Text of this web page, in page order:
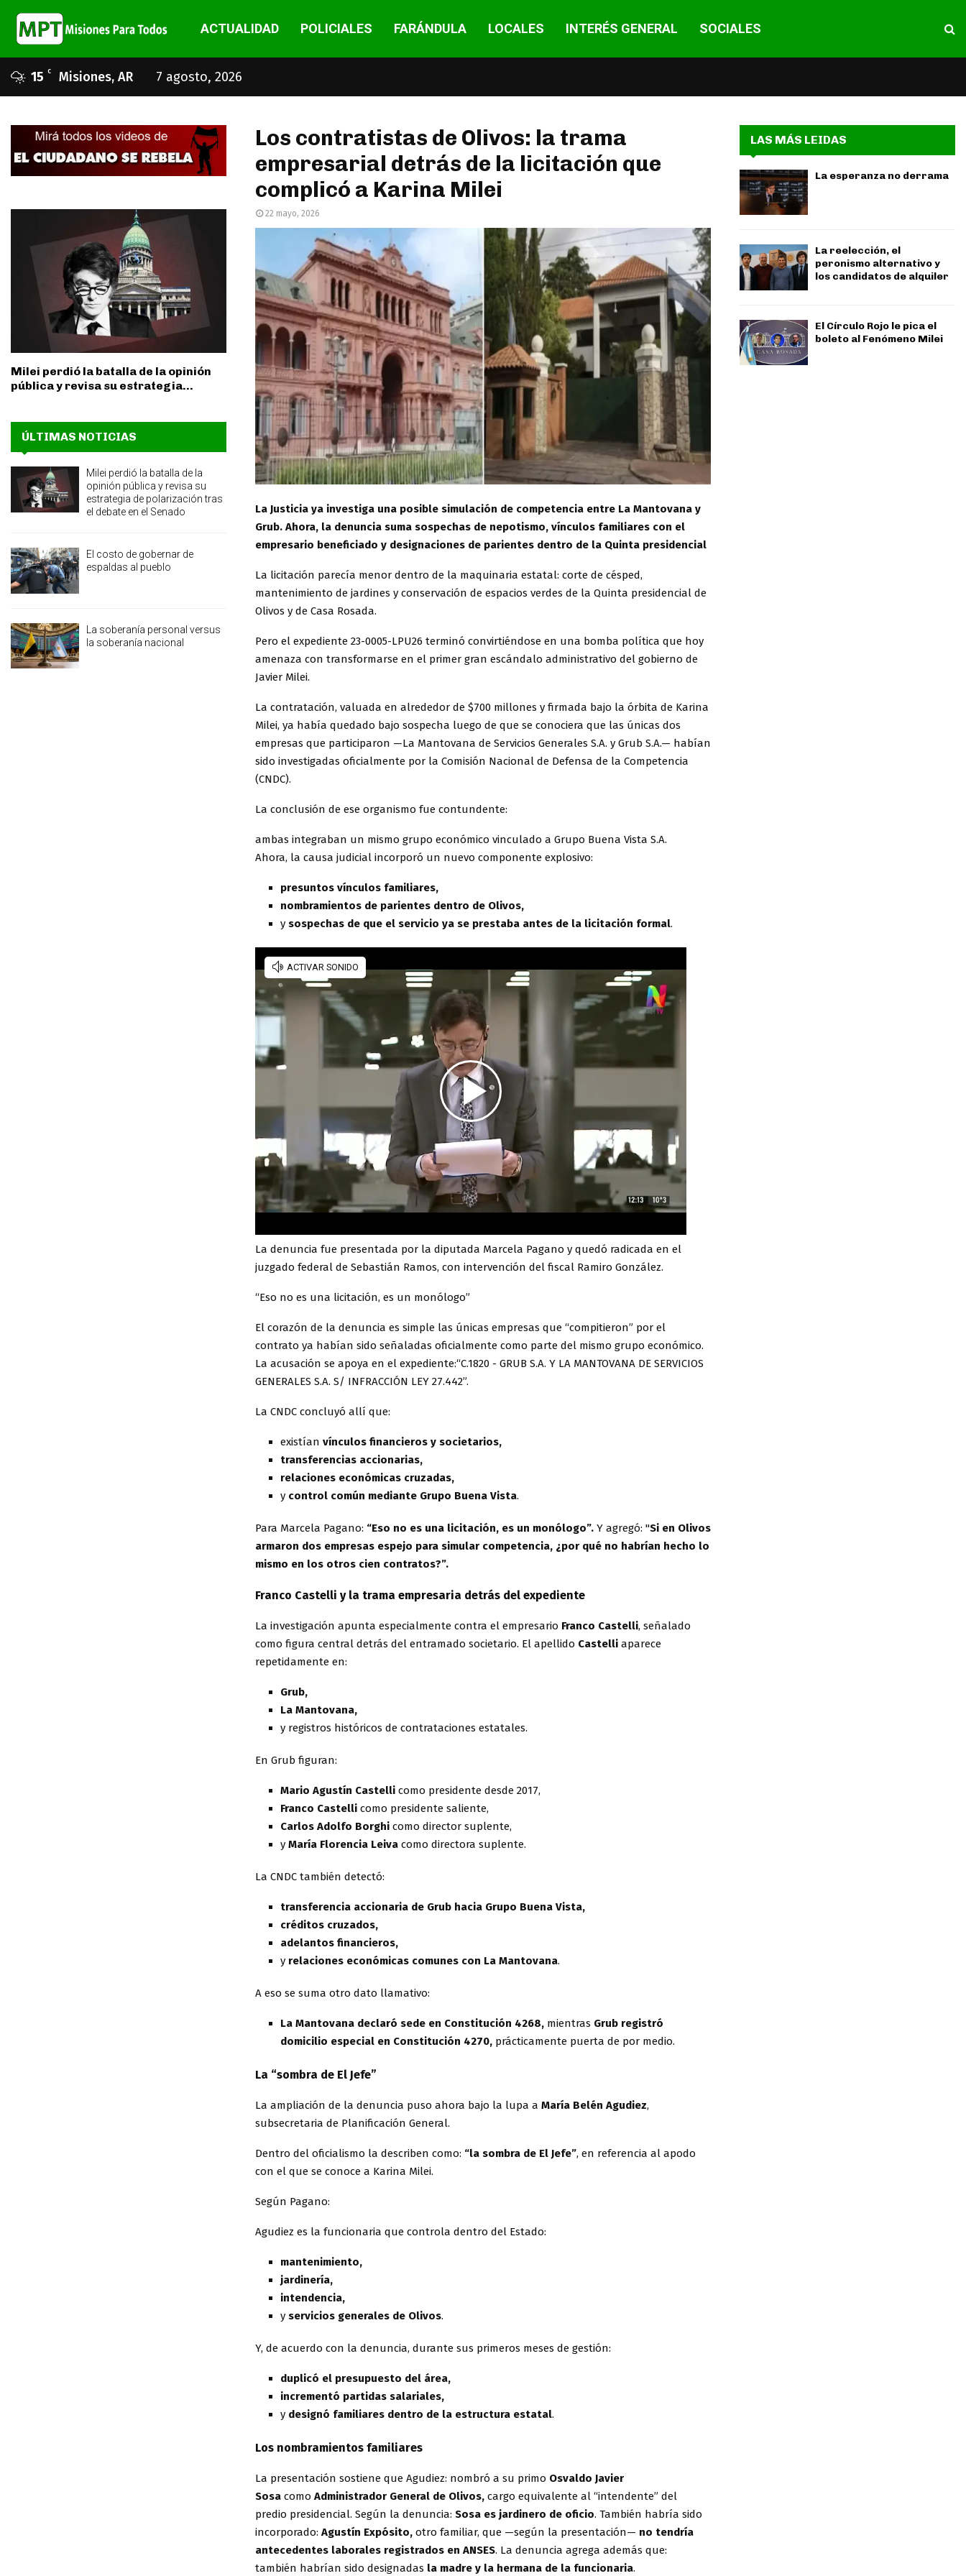
ACTUALIDAD POLICIALES FARÁNDULA LOCALES INTERÉS GENERAL SOCIALES
15 C Misiones, AR 7 agosto, 2026
Los contratistas de Olivos: la trama
empresarial detrás de la licitación que
complicó a Karina Milei
22 mayo, 2026
La Justicia ya investiga una posible simulación de competencia entre La Mantovana y
Grub. Ahora, la denuncia suma sospechas de nepotismo, vínculos familiares con el
empresario beneficiado y designaciones de parientes dentro de la Quinta presidencial
La licitación parecía menor dentro de la maquinaria estatal: corte de césped,
mantenimiento de jardines y conservación de espacios verdes de la Quinta presidencial de
Olivos y de Casa Rosada.
Pero el expediente 23-0005-LPU26 terminó convirtiéndose en una bomba política que hoy
amenaza con transformarse en el primer gran escándalo administrativo del gobierno de
Javier Milei.
La contratación, valuada en alrededor de $700 millones y firmada bajo la órbita de Karina
Milei, ya había quedado bajo sospecha luego de que se conociera que las únicas dos
empresas que participaron —La Mantovana de Servicios Generales S.A. y Grub S.A.— habían
sido investigadas oficialmente por la Comisión Nacional de Defensa de la Competencia
(CNDC).
La conclusión de ese organismo fue contundente:
ambas integraban un mismo grupo económico vinculado a Grupo Buena Vista S.A.
Ahora, la causa judicial incorporó un nuevo componente explosivo:
presuntos vínculos familiares,
nombramientos de parientes dentro de Olivos,
y sospechas de que el servicio ya se prestaba antes de la licitación formal.
La denuncia fue presentada por la diputada Marcela Pagano y quedó radicada en el
juzgado federal de Sebastián Ramos, con intervención del fiscal Ramiro González.
“Eso no es una licitación, es un monólogo”
El corazón de la denuncia es simple las únicas empresas que “compitieron” por el
contrato ya habían sido señaladas oficialmente como parte del mismo grupo económico.
La acusación se apoya en el expediente:“C.1820 - GRUB S.A. Y LA MANTOVANA DE SERVICIOS
GENERALES S.A. S/ INFRACCIÓN LEY 27.442”.
La CNDC concluyó allí que:
existían vínculos financieros y societarios,
transferencias accionarias,
relaciones económicas cruzadas,
y control común mediante Grupo Buena Vista.
Para Marcela Pagano: “Eso no es una licitación, es un monólogo”. Y agregó: "Si en Olivos
armaron dos empresas espejo para simular competencia, ¿por qué no habrían hecho lo
mismo en los otros cien contratos?”.
Franco Castelli y la trama empresaria detrás del expediente
La investigación apunta especialmente contra el empresario Franco Castelli, señalado
como figura central detrás del entramado societario. El apellido Castelli aparece
repetidamente en:
Grub,
La Mantovana,
y registros históricos de contrataciones estatales.
En Grub figuran:
Mario Agustín Castelli como presidente desde 2017,
Franco Castelli como presidente saliente,
Carlos Adolfo Borghi como director suplente,
y María Florencia Leiva como directora suplente.
La CNDC también detectó:
transferencia accionaria de Grub hacia Grupo Buena Vista,
créditos cruzados,
adelantos financieros,
y relaciones económicas comunes con La Mantovana.
A eso se suma otro dato llamativo:
La Mantovana declaró sede en Constitución 4268, mientras Grub registró
domicilio especial en Constitución 4270, prácticamente puerta de por medio.
La “sombra de El Jefe”
La ampliación de la denuncia puso ahora bajo la lupa a María Belén Agudiez,
subsecretaria de Planificación General.
Dentro del oficialismo la describen como: “la sombra de El Jefe”, en referencia al apodo
con el que se conoce a Karina Milei.
Según Pagano:
Agudiez es la funcionaria que controla dentro del Estado:
mantenimiento,
jardinería,
intendencia,
y servicios generales de Olivos.
Y, de acuerdo con la denuncia, durante sus primeros meses de gestión:
duplicó el presupuesto del área,
incrementó partidas salariales,
y designó familiares dentro de la estructura estatal.
Los nombramientos familiares
La presentación sostiene que Agudiez: nombró a su primo Osvaldo Javier
Sosa como Administrador General de Olivos, cargo equivalente al “intendente” del
predio presidencial. Según la denuncia: Sosa es jardinero de oficio. También habría sido
incorporado: Agustín Expósito, otro familiar, que —según la presentación— no tendría
antecedentes laborales registrados en ANSES. La denuncia agrega además que:
también habrían sido designadas la madre y la hermana de la funcionaria.
Milei perdió la batalla de la opinión
pública y revisa su estrategia...
ÚLTIMAS NOTICIAS
Milei perdió la batalla de la
opinión pública y revisa su
estrategia de polarización tras
el debate en el Senado
El costo de gobernar de
espaldas al pueblo
La soberanía personal versus
la soberanía nacional
LAS MÁS LEIDAS
La esperanza no derrama
La reelección, el
peronismo alternativo y
los candidatos de alquiler
El Círculo Rojo le pica el
boleto al Fenómeno Milei